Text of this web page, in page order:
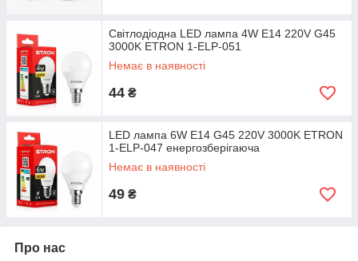
Світлодіодна LED лампа 4W E14 220V G45
3000K ETRON 1-ELP-051
Немає в наявності
44 ₴
LED лампа 6W E14 G45 220V 3000K ETRON
1-ELP-047 енергозберігаюча
Немає в наявності
49 ₴
Про нас